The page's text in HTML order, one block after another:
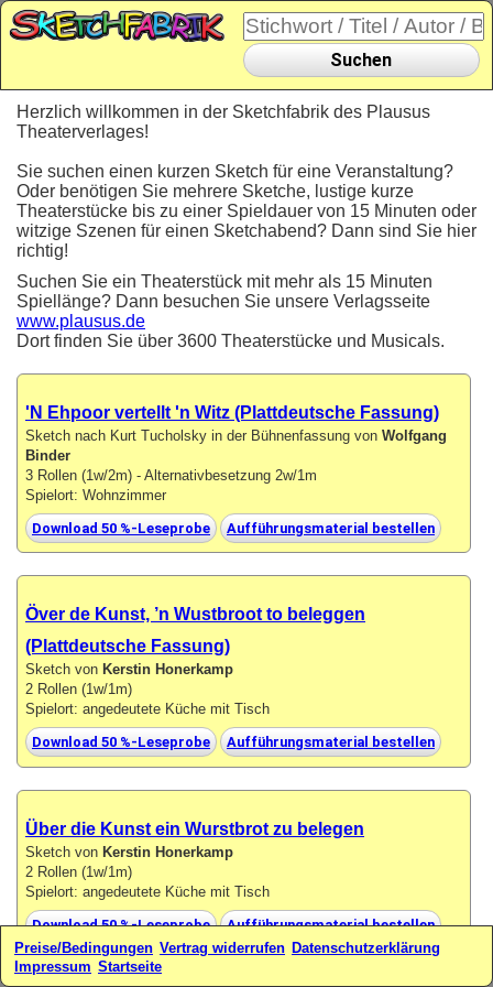
Suchen
Herzlich willkommen in der Sketchfabrik des Plausus
Theaterverlages!
Sie suchen einen kurzen Sketch für eine Veranstaltung?
Oder benötigen Sie mehrere Sketche, lustige kurze
Theaterstücke bis zu einer Spieldauer von 15 Minuten oder
witzige Szenen für einen Sketchabend? Dann sind Sie hier
richtig!
Suchen Sie ein Theaterstück mit mehr als 15 Minuten
Spiellänge? Dann besuchen Sie unsere Verlagsseite
www.plausus.de
Dort finden Sie über 3600 Theaterstücke und Musicals.
'N Ehpoor vertellt 'n Witz (Plattdeutsche Fassung)
Sketch nach Kurt Tucholsky in der Bühnenfassung von Wolfgang
Binder
3 Rollen (1w/2m) - Alternativbesetzung 2w/1m
Spielort: Wohnzimmer
Download 50 %-Leseprobe
Aufführungsmaterial bestellen
Över de Kunst, ’n Wustbroot to beleggen
(Plattdeutsche Fassung)
Sketch von Kerstin Honerkamp
2 Rollen (1w/1m)
Spielort: angedeutete Küche mit Tisch
Download 50 %-Leseprobe
Aufführungsmaterial bestellen
Über die Kunst ein Wurstbrot zu belegen
Sketch von Kerstin Honerkamp
2 Rollen (1w/1m)
Spielort: angedeutete Küche mit Tisch
Download 50 %-Leseprobe
Aufführungsmaterial bestellen
Preise/Bedingungen Vertrag widerrufen Datenschutzerklärung
Impressum Startseite